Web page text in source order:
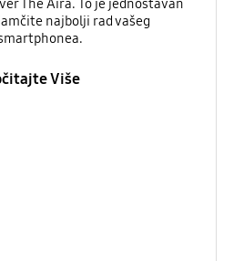
The Aira. To je jednostavan
najbolji rad vašeg
Više